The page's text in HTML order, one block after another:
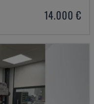
14.000 €